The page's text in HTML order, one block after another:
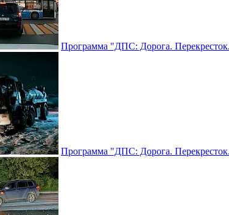
Программа "ДПС: Дорога.
Программа "ДПС: Дорога.